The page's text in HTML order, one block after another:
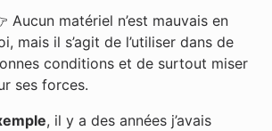
Aucun matériel n’est mauvais en
mais il s’agit de l’utiliser dans de
conditions et de surtout miser
ses forces.
, il y a des années j’avais